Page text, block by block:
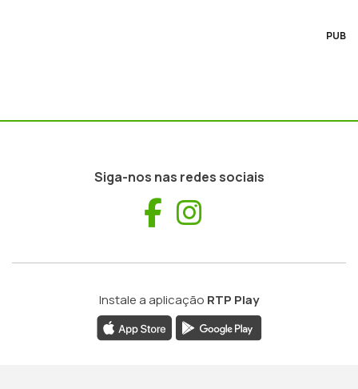
PUB
Siga-nos nas redes sociais
Facebook
Instale a aplicação RTP Play